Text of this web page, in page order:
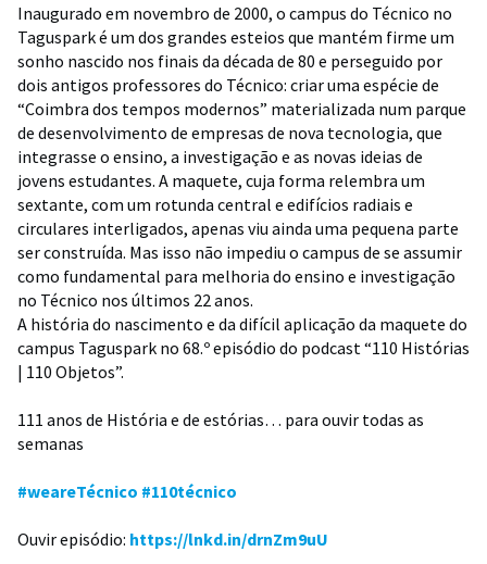
Inaugurado em novembro de 2000, o campus do Técnico no
Taguspark é um dos grandes esteios que mantém firme um
sonho nascido nos finais da década de 80 e perseguido por
dois antigos professores do Técnico: criar uma espécie de
“Coimbra dos tempos modernos” materializada num parque
de desenvolvimento de empresas de nova tecnologia, que
integrasse o ensino, a investigação e as novas ideias de
jovens estudantes. A maquete, cuja forma relembra um
sextante, com um rotunda central e edifícios radiais e
circulares interligados, apenas viu ainda uma pequena parte
ser construída. Mas isso não impediu o campus de se assumir
como fundamental para melhoria do ensino e investigação
no Técnico nos últimos 22 anos.
A história do nascimento e da difícil aplicação da maquete do
campus Taguspark no 68.º episódio do podcast “110 Histórias
| 110 Objetos”.
111 anos de História e de estórias… para ouvir todas as
semanas
#weareTécnico #110técnico
Ouvir episódio: https://lnkd.in/drnZm9uU